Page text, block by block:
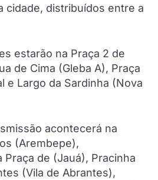
cidade, distribuídos entre a
estarão na Praça 2 de
de Cima (Gleba A), Praça
e Largo da Sardinha (Nova
acontecerá na
(Arembepe),
Praça de (Jauá), Pracinha
(Vila de Abrantes),